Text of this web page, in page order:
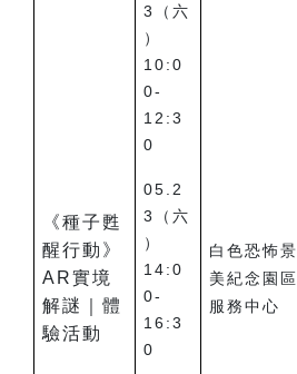
《種子甦
醒行動》
AR實境
解謎｜體
驗活動
3（六
）
10:0
0-
12:3
0
05.2
3（六
）
14:0
0-
16:3
0
白色恐怖景
美紀念園區
服務中心